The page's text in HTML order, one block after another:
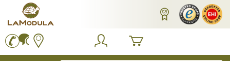
Inhalt
springen